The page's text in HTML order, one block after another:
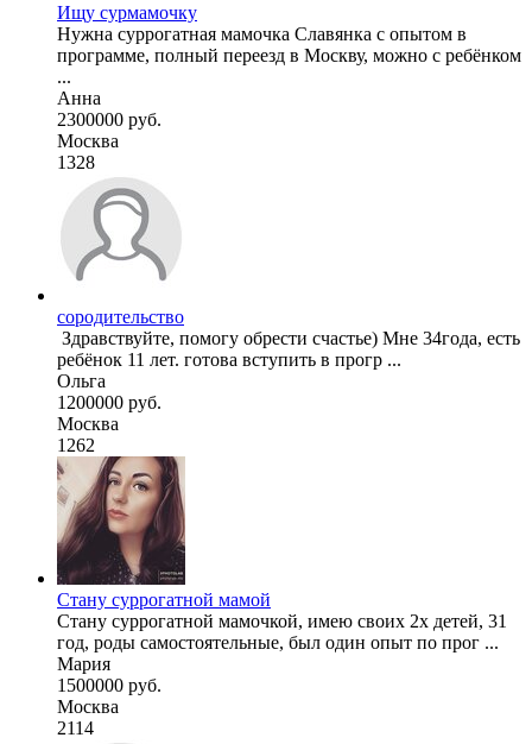
Ищу сурмамочку
Нужна суррогатная мамочка Славянка с опытом в
программе, полный переезд в Москву, можно с ребёнком
...
Анна
2300000 руб.
Москва
1328
сородительство
ребёнок 11 лет. готова вступить в прогр ...
Ольга
1200000 руб.
Москва
1262
Стану суррогатной мамой
Стану суррогатной мамочкой, имею своих 2х детей, 31
год, роды самостоятельные, был один опыт по прог ...
Мария
1500000 руб.
Москва
2114